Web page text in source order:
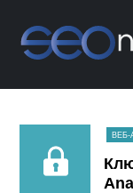
ВЕБ-